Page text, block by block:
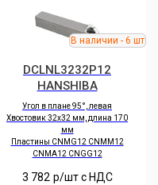
DCLNL3232P12
HANSHIBA
Угол в плане 95°, левая
Хвостовик 32х32 мм, длина 170
мм
Пластины CNMG12 CNMM12
CNMA12 CNGG12
3 782 р/шт c НДС